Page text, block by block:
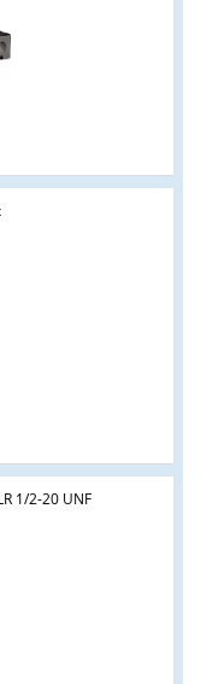
1/2-20 UNF
veřejnosti od 18 let a
Splňujete tyto